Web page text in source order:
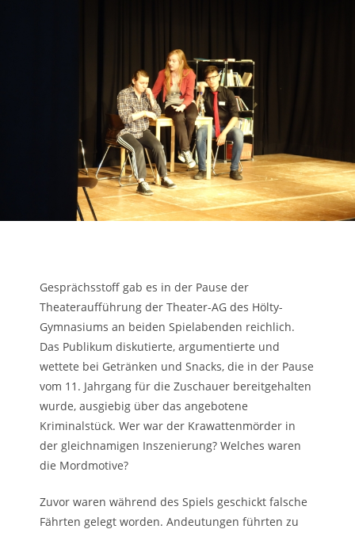
Gesprächsstoff gab es in der Pause der
Theateraufführung der Theater-AG des Hölty-
Gymnasiums an beiden Spielabenden reichlich.
Das Publikum diskutierte, argumentierte und
wettete bei Getränken und Snacks, die in der Pause
vom 11. Jahrgang für die Zuschauer bereitgehalten
wurde, ausgiebig über das angebotene
Kriminalstück. Wer war der Krawattenmörder in
der gleichnamigen Inszenierung? Welches waren
die Mordmotive?
Zuvor waren während des Spiels geschickt falsche
Fährten gelegt worden. Andeutungen führten zu